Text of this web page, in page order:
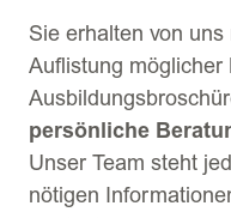
Sie erhalten von
Auflistung
persönliche
Unser Team steht
nötigen